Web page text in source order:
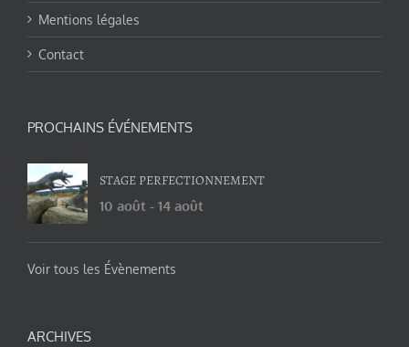
Mentions légales
Contact
PROCHAINS ÉVÉNEMENTS
STAGE PERFECTIONNEMENT
10 août - 14 août
Voir tous les Évènements
ARCHIVES